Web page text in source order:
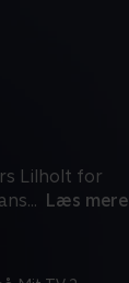
Lilholt for
... Læs mere